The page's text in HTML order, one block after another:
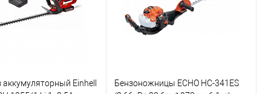
аккумуляторный Einhell
Бензоножницы ECHO HC-341ES